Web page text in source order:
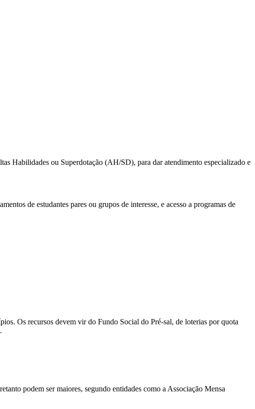
Habilidades ou Superdotação (AH/SD), para dar atendimento especializado e
de estudantes pares ou grupos de interesse, e acesso a programas de
Os recursos devem vir do Fundo Social do Pré-sal, de loterias por quota
podem ser maiores, segundo entidades como a Associação Mensa